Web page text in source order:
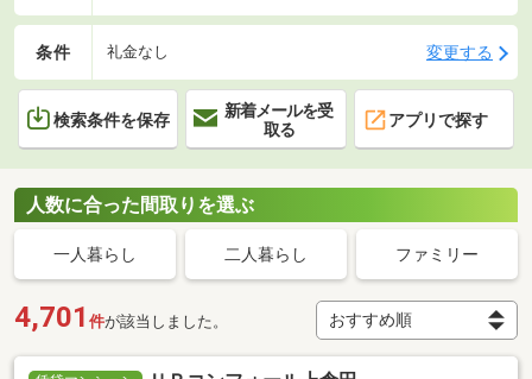
条件 礼金なし 変更する
検索条件を保存
新着メールを受
取る
アプリで探す
人数に合った間取りを選ぶ
一人暮らし 二人暮らし ファミリー
4,701 件が該当しました。